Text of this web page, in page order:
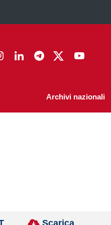
InstagramLinkedinTelegram
Twitter
Archivi nazionali
Scarica